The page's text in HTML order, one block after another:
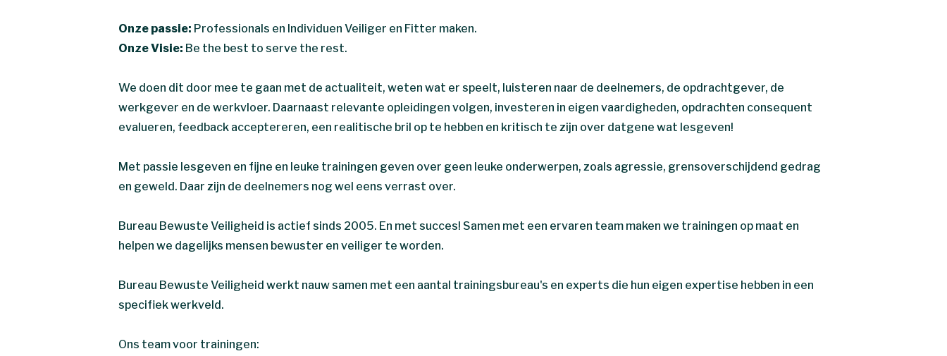
Onze passie: Professionals en Individuen Veiliger en Fitter maken.
Onze Visie: Be the best to serve the rest.
We doen dit door mee te gaan met de actualiteit, weten wat er speelt, luisteren naar de deelnemers, de opdrachtgever, de
werkgever en de werkvloer. Daarnaast relevante opleidingen volgen, investeren in eigen vaardigheden, opdrachten consequent
evalueren, feedback acceptereren, een realitische bril op te hebben en kritisch te zijn over datgene wat lesgeven!
Met passie lesgeven en fijne en leuke trainingen geven over geen leuke onderwerpen, zoals agressie, grensoverschijdend gedrag
en geweld. Daar zijn de deelnemers nog wel eens verrast over.
Bureau Bewuste Veiligheid is actief sinds 2005. En met succes! Samen met een ervaren team maken we trainingen op maat en
helpen we dagelijks mensen bewuster en veiliger te worden.
Bureau Bewuste Veiligheid werkt nauw samen met een aantal trainingsbureau's en experts die hun eigen expertise hebben in een
specifiek werkveld.
Ons team voor trainingen: